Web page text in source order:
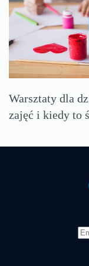
Warsztaty dla
zajęć i kiedy to